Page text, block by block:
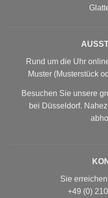
Rund um die Uhr
Muster (Musterstück
Besuchen Sie unsere
bei Düsseldorf.
Sie
+49 (0)